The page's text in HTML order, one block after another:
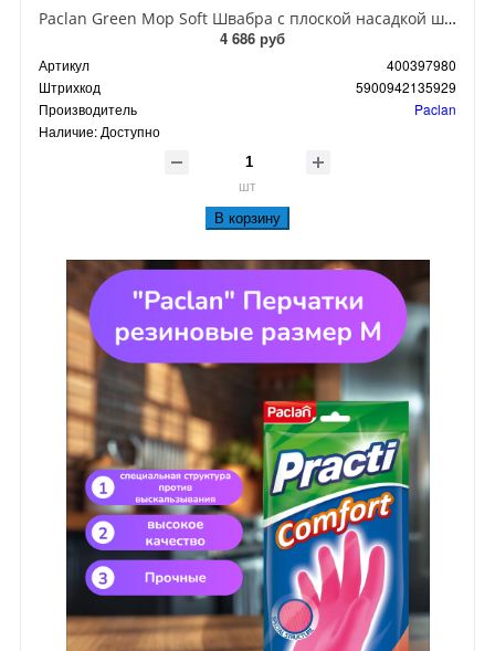
Paclan Green Mop Soft Швабра с плоской насадкой шенилл и телескопической ручкой
4 686 руб
Артикул
400397980
Штрихкод
5900942135929
Производитель
Paclan
Наличие: Доступно
шт
В корзину